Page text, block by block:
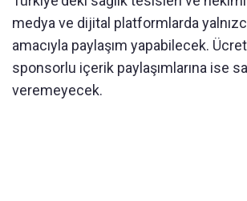
medya ve dijital platformlarda
amacıyla paylaşım yapabilecek.
sponsorlu içerik paylaşımlarına ise
veremeyecek.